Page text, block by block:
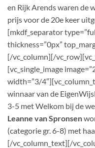
en Rijk Arends waren de
prijs voor de 20e keer
[mkdf_separator
thickness=”0px”
[/vc_column][/
[vc_single_image
width=”3/
winnaar van de
3-5 met Welkom bij de
Leanne van Spronsen
(categorie gr. 6-8) met
[/vc_column_text][/